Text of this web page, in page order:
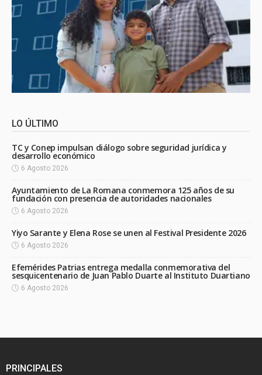
LO ÚLTIMO
TC y Conep impulsan diálogo sobre seguridad jurídica y
desarrollo económico
6 Agosto 2026
Ayuntamiento de La Romana conmemora 125 años de su
fundación con presencia de autoridades nacionales
6 Agosto 2026
Yiyo Sarante y Elena Rose se unen al Festival Presidente 2026
6 Agosto 2026
Efemérides Patrias entrega medalla conmemorativa del
sesquicentenario de Juan Pablo Duarte al Instituto Duartiano
6 Agosto 2026
PRINCIPALES